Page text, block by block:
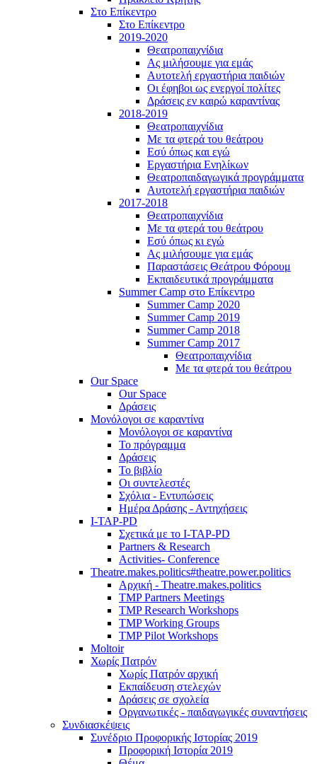
Στο Επίκεντρο
Στο Επίκεντρο
2019-2020
Θεατροπαιχνίδια
Ας μιλήσουμε για εμάς
Αυτοτελή εργαστήρια παιδιών
Οι έφηβοι ως ενεργοί πολίτες
Δράσεις εν καιρώ καραντίνας
2018-2019
Θεατροπαιχνίδια
Με τα φτερά του θεάτρου
Εσύ όπως και εγώ
Εργαστήρια Ενηλίκων
Θεατροπαιδαγωγικά προγράμματα
Αυτοτελή εργαστήρια παιδιών
2017-2018
Θεατροπαιχνίδια
Με τα φτερά του θεάτρου
Εσύ όπως κι εγώ
Ας μιλήσουμε για εμάς
Παραστάσεις Θεάτρου Φόρουμ
Εκπαιδευτικά προγράμματα
Summer Camp στο Επίκεντρο
Summer Camp 2020
Summer Camp 2019
Summer Camp 2018
Summer Camp 2017
Θεατροπαιχνίδια
Με τα φτερά του θεάτρου
Our Space
Our Space
Δράσεις
Μονόλογοι σε καραντίνα
Μονόλογοι σε καραντίνα
Το πρόγραμμα
Δράσεις
Το βιβλίο
Οι συντελεστές
Σχόλια - Εντυπώσεις
Ημέρα Δράσης - Αντηχήσεις
I-TAP-PD
Σχετικά με το I-TAP-PD
Partners & Research
Activities- Conference
Theatre.makes.politics#theatre.power.politics
Αρχική - Theatre.makes.politics
TMP Partners Meetings
TMP Research Workshops
TMP Working Groups
TMP Pilot Workshops
Moltoir
Χωρίς Πατρόν
Χωρίς Πατρόν αρχική
Εκπαίδευση στελεχών
Δράσεις σε σχολεία
Οργανωτικές - παιδαγωγικές συναντήσεις
Συνδιασκέψεις
Συνέδριο Προφορικής Ιστορίας 2019
Προφορική Ιστορία 2019